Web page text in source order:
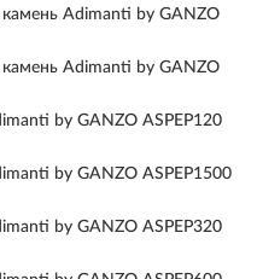
Adimanti by GANZO
Adimanti by GANZO
by GANZO ASPEP120
by GANZO ASPEP1500
by GANZO ASPEP320